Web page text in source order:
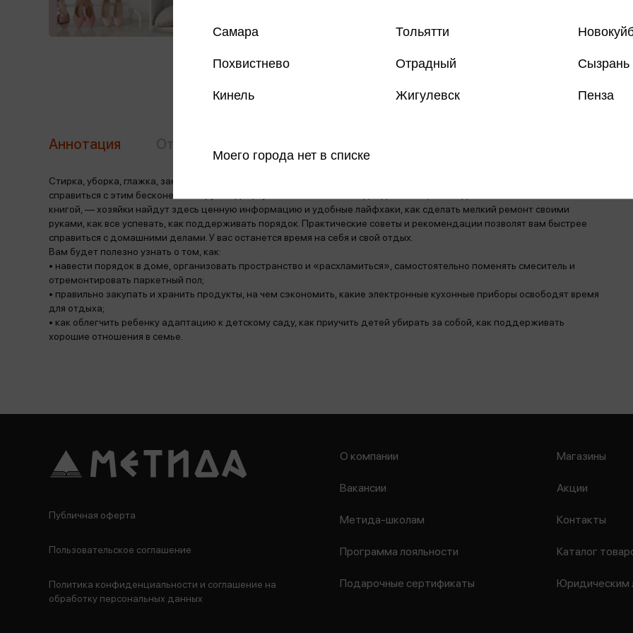
Аннотация
Стирка, уборка, глажка, закупка и приготовление еды и другие домашние дела для многих — «головная боль». Чтобы
справиться с этим бесконечным кругом дел, нужен комплексный подход. Эта энциклопедия станет настольной
книгой, — хозяйки найдут здесь ценную информацию и удобные лайфхаки, как сделать мелкий ремонт своими
руками, как все успевать, как поддерживать порядок. Практические советы и рекомендации позволят вам быстрее
справиться с домашними делами. У вас останется время на себя и свой отдых.
Вам будет полезно узнать о том, как:
• навести порядок в доме, организовать пространство и «расхламиться», самостоятельно поменять смеситель и
отремонтировать паркетный пол;
• правильно закупать и хранить продукты, на чем сэкономить, какие электронные кухонные приборы освободят время
для отдыха;
• как облегчить ребенку адаптацию к детскому саду, как приучить детей убирать за собой, как поддерживать
хорошие отношения в семье.
Самара Тольятти
Похвистнево Отрадный Сызрань
Кинель Жигулевск Пенза
Моего города нет в списке
О компании
Вакансии
Метида-школам
Программа лояльности
Подарочные сертификаты
Магазины
Акции
Контакты
Каталог
Юридическим
Публичная оферта
Пользовательское соглашение
Политика конфиденциальности и соглашение на
обработку персональных данных